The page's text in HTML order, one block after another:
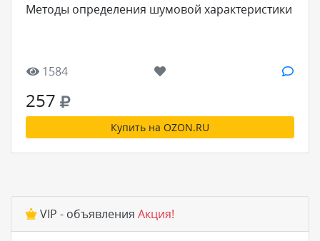
Методы определения шумовой характеристики
1584
257
Купить на OZON.RU
VIP - объявления Акция!